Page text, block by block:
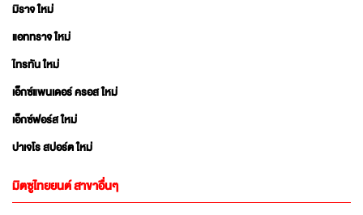
มิราจ ใหม่
แอททราจ ใหม่
ไทรทัน ใหม่
เอ็กซ์แพนเดอร์ ครอส ใหม่
เอ็กซ์ฟอร์ส ใหม่
ปาเจโร สปอร์ต ใหม่
มิตซูไทยยนต์ สาขาอื่นๆ